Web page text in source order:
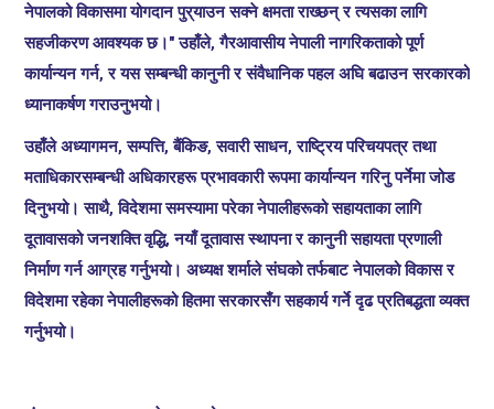
नेपालको विकासमा योगदान पुर्याउन सक्ने क्षमता राख्छन् र त्यसका लागि
सहजीकरण आवश्यक छ।" उहाँले, गैरआवासीय नेपाली नागरिकताको पूर्ण
कार्यान्यन गर्न, र यस सम्बन्धी कानुनी र संवैधानिक पहल अघि बढाउन सरकारको
ध्यानाकर्षण गराउनुभयो।
उहाँले अध्यागमन, सम्पत्ति, बैंकिङ, सवारी साधन, राष्ट्रिय परिचयपत्र तथा
मताधिकारसम्बन्धी अधिकारहरू प्रभावकारी रूपमा कार्यान्यन गरिनु पर्नेमा जोड
दिनुभयो। साथै, विदेशमा समस्यामा परेका नेपालीहरूको सहायताका लागि
दूतावासको जनशक्ति वृद्धि, नयाँ दूतावास स्थापना र कानुनी सहायता प्रणाली
निर्माण गर्न आग्रह गर्नुभयो। अध्यक्ष शर्माले संघको तर्फबाट नेपालको विकास र
विदेशमा रहेका नेपालीहरूको हितमा सरकारसँग सहकार्य गर्ने दृढ प्रतिबद्धता व्यक्त
गर्नुभयो।